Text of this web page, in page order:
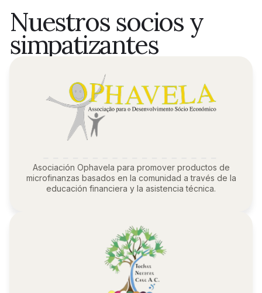
Nuestros socios y
simpatizantes
Asociación Ophavela para promover productos de
microfinanzas basados en la comunidad a través de la
educación financiera y la asistencia técnica.